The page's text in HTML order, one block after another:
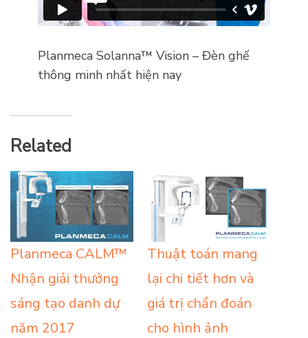
Planmeca Solanna™ Vision – Đèn ghế
thông minh nhất hiện nay
Related
Planmeca CALM™
Nhận giải thưởng
sáng tạo danh dự
năm 2017
Thuật toán mang
lại chi tiết hơn và
giá trị chẩn đoán
cho hình ảnh